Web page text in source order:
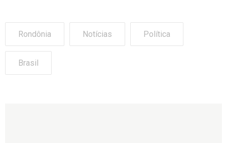
Rondônia Notícias Política
Brasil